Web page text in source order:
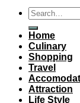
Home
Culinary
Shopping
Travel
Attraction
Life Style